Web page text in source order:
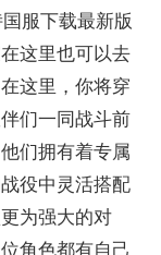
服下载最新版
这里也可以去
这里，你将穿
们一同战斗前
们拥有着专属
役中灵活搭配
为强大的对
角色都有自己